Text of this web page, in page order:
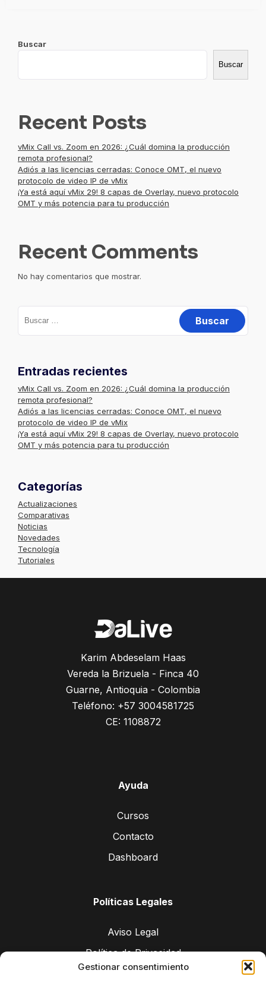
Gestionar consentimiento
Buscar
Buscar
Recent Posts
vMix Call vs. Zoom en 2026: ¿Cuál domina la producción
remota profesional?
Adiós a las licencias cerradas: Conoce OMT, el nuevo
protocolo de video IP de vMix
¡Ya está aquí vMix 29! 8 capas de Overlay, nuevo protocolo
OMT y más potencia para tu producción
Recent Comments
No hay comentarios que mostrar.
Entradas recientes
vMix Call vs. Zoom en 2026: ¿Cuál domina la producción
remota profesional?
Adiós a las licencias cerradas: Conoce OMT, el nuevo
protocolo de video IP de vMix
¡Ya está aquí vMix 29! 8 capas de Overlay, nuevo protocolo
OMT y más potencia para tu producción
Categorías
Actualizaciones
Comparativas
Noticias
Novedades
Tecnología
Tutoriales
Karim Abdeselam Haas
Vereda la Brizuela - Finca 40
Guarne, Antioquia - Colombia
Teléfono: +57 3004581725
CE: 1108872
Ayuda
Cursos
Contacto
Dashboard
Políticas Legales
Aviso Legal
Política de Privacidad
Política de cookies (UE)